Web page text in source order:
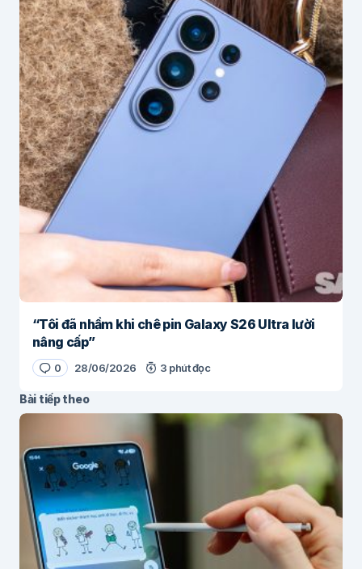
“Tôi đã nhầm khi chê pin Galaxy S26 Ultra lười
nâng cấp”
0 28/06/2026 3 phút đọc
Bài tiếp theo